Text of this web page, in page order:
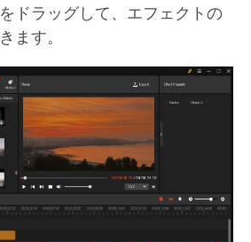
ドラッグして、エフェクトの
ます。